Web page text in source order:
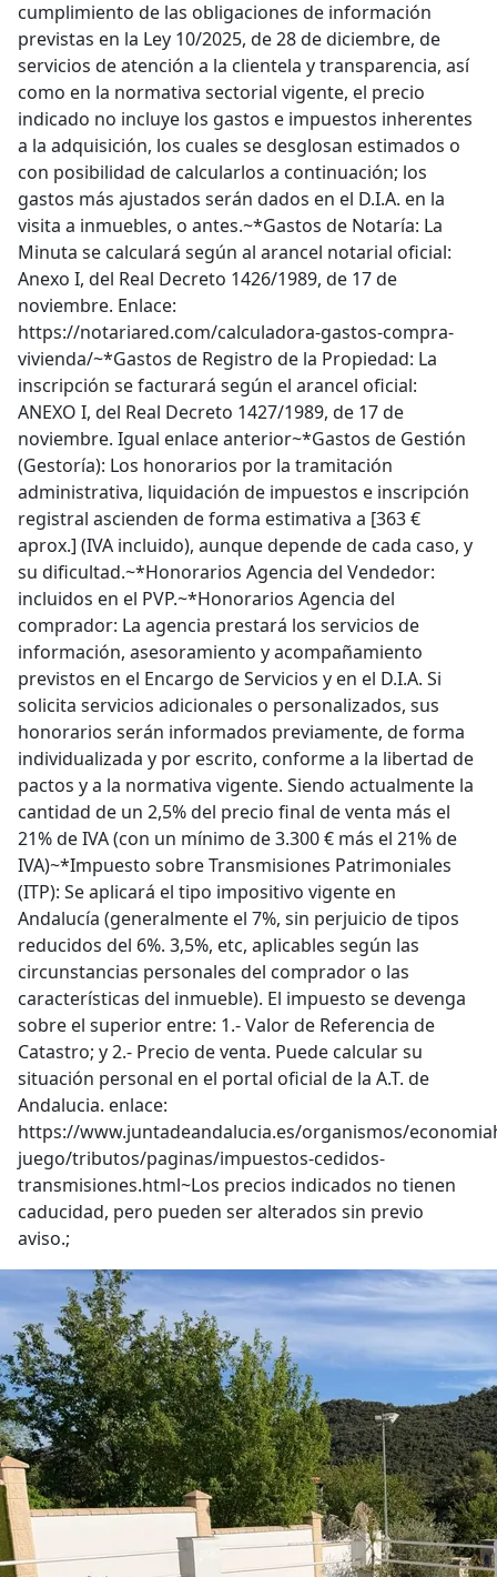
cumplimiento de las obligaciones de información
previstas en la Ley 10/2025, de 28 de diciembre, de
servicios de atención a la clientela y transparencia, así
como en la normativa sectorial vigente, el precio
indicado no incluye los gastos e impuestos inherentes
a la adquisición, los cuales se desglosan estimados o
con posibilidad de calcularlos a continuación; los
gastos más ajustados serán dados en el D.I.A. en la
visita a inmuebles, o antes.~*Gastos de Notaría: La
Minuta se calculará según al arancel notarial oficial:
Anexo I, del Real Decreto 1426/1989, de 17 de
noviembre. Enlace:
https://notariared.com/calculadora-gastos-compra-
vivienda/~*Gastos de Registro de la Propiedad: La
inscripción se facturará según el arancel oficial:
ANEXO I, del Real Decreto 1427/1989, de 17 de
noviembre. Igual enlace anterior~*Gastos de Gestión
(Gestoría): Los honorarios por la tramitación
administrativa, liquidación de impuestos e inscripción
registral ascienden de forma estimativa a [363 €
aprox.] (IVA incluido), aunque depende de cada caso, y
su dificultad.~*Honorarios Agencia del Vendedor:
incluidos en el PVP.~*Honorarios Agencia del
comprador: La agencia prestará los servicios de
información, asesoramiento y acompañamiento
previstos en el Encargo de Servicios y en el D.I.A. Si
solicita servicios adicionales o personalizados, sus
honorarios serán informados previamente, de forma
individualizada y por escrito, conforme a la libertad de
pactos y a la normativa vigente. Siendo actualmente la
cantidad de un 2,5% del precio final de venta más el
21% de IVA (con un mínimo de 3.300 € más el 21% de
IVA)~*Impuesto sobre Transmisiones Patrimoniales
(ITP): Se aplicará el tipo impositivo vigente en
Andalucía (generalmente el 7%, sin perjuicio de tipos
reducidos del 6%. 3,5%, etc, aplicables según las
circunstancias personales del comprador o las
características del inmueble). El impuesto se devenga
sobre el superior entre: 1.- Valor de Referencia de
Catastro; y 2.- Precio de venta. Puede calcular su
situación personal en el portal oficial de la A.T. de
Andalucia. enlace:
https://www.juntadeandalucia.es/organismos/
juego/tributos/paginas/impuestos-cedidos-
transmisiones.html~Los precios indicados no tienen
caducidad, pero pueden ser alterados sin previo
aviso.;